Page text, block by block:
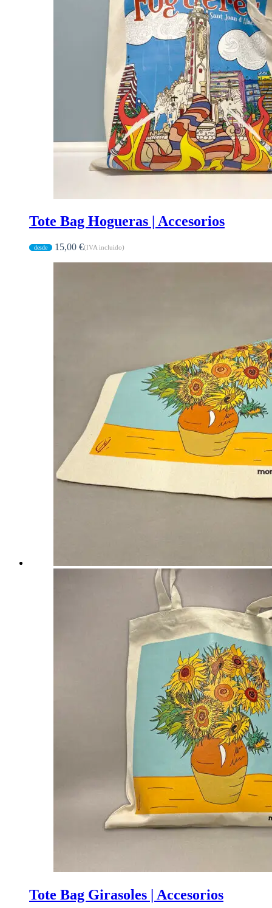
Tote Bag Hogueras | Accesorios
15,00 €(IVA incluido)
Tote Bag Girasoles | Accesorios